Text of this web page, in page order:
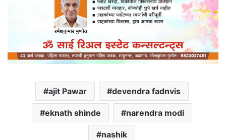
ajit Pawar devendra fadnvis
eknath shinde narendra modi
nashik